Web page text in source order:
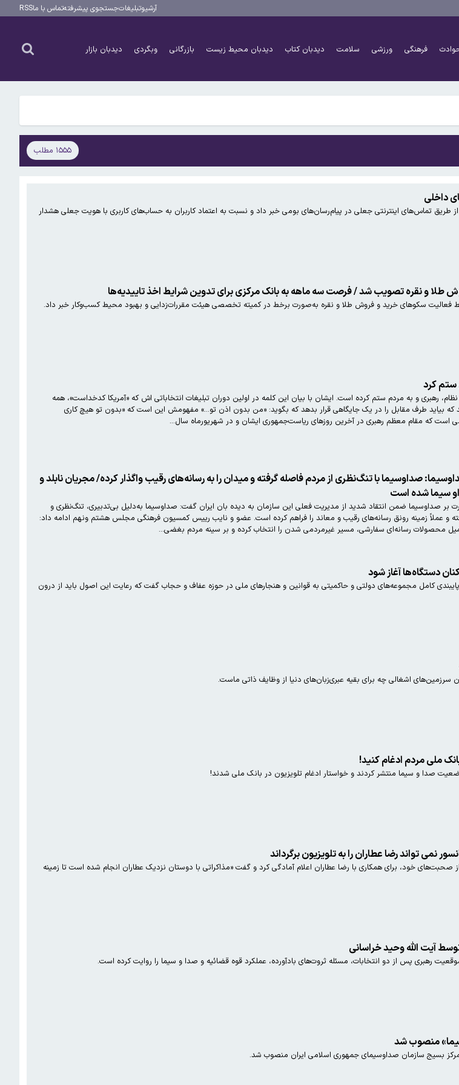
آرشیوتبلیغاتجستجوی پیشرفتهتماس با ماRSS
فرهنگی ورزشی سلامت دیدبان کتاب دیدبان محیط زیست بازرگانی وبگردی دیدبان بازار
در هوش مصنوعی پیروز شود، عملاً همه چیز را برده است
در هوش مصنوعی پیروز شود، عملاً همه چیز را برده است
۱۵۵۵ مطلب
داخلی
طریق تماس‌های اینترنتی جعلی در پیام‌رسان‌های بومی خبر داد و نسبت به اعتماد کاربران به حساب‌های کاربری با هویت جعلی هشدار
طلا و نقره تصویب شد / فرصت سه ماهه به بانک مرکزی برای تدوین شرایط اخذ تاییدیه‌ها
سکوهای خرید و فروش طلا و نقره به‌صورت برخط در کمیته تخصصی هیئت مقررات‌زدایی و بهبود محیط کسب‌وکار خبر داد.
حسن روحانی به خودش، انقلاب، نظام، رهبری و به مردم ستم کرده است. ایشان با بیان این کلمه در اولین دوران تبلیغات انتخاباتی اش که «آمریکا کدخداست»، همه
که بیاید طرف مقابل را در یک جایگاهی قرار بدهد که بگوید: «من بدون اذن تو…» مفهومش این است که «بدون تو هیچ کاری
بر صداوسیما: صداوسیما با تنگ‌نظری از مردم فاصله گرفته و میدان را به رسانه‌های رقیب واگذار کرده/ مجریان نابلد و
سیما شده است
صداوسیما ضمن انتقاد شدید از مدیریت فعلی این سازمان به دیده بان ایران گفت: صداوسیما به‌دلیل بی‌تدبیری، تنگ‌نظری و
نادیده گرفتن نیاز مخاطبان، از مأموریت‌های ذاتی خود فاصله گرفته و عملاً زمینه رونق رسانه‌های رقیب و معاند را فراهم کرده است. عضو و نایب رییس کمسیون فرهنگی مجلس هشتم ونهم ادامه داد:
محصولات رسانه‌ای سفارشی، مسیر غیرمردمی شدن را انتخاب کرده و بر سینه مردم بغضی…
دستگاه‌ها آغاز شود
کامل مجموعه‌های دولتی و حاکمیتی به قوانین و هنجارهای ملی در حوزه عفاف و حجاب گفت که رعایت این اصول باید از درون
اشغالی چه برای بقیه عبری‌زبان‌های دنیا از وظایف ذاتی ماست.
ملی مردم ادغام کنید!
صدا و سیما منتشر کردند و خواستار ادغام تلویزیون در بانک ملی شدند!
تواند رضا عطاران را به تلویزیون برگرداند
بخشی از صحبت‌های خود، برای همکاری با رضا عطاران اعلام آمادگی کرد و گفت «مذاکراتی با دوستان نزدیک عطاران انجام شده است تا زمینه
آیت الله وحید خراسانی
منصوب شد
بسیج سازمان صداوسیمای جمهوری اسلامی ایران منصوب شد.